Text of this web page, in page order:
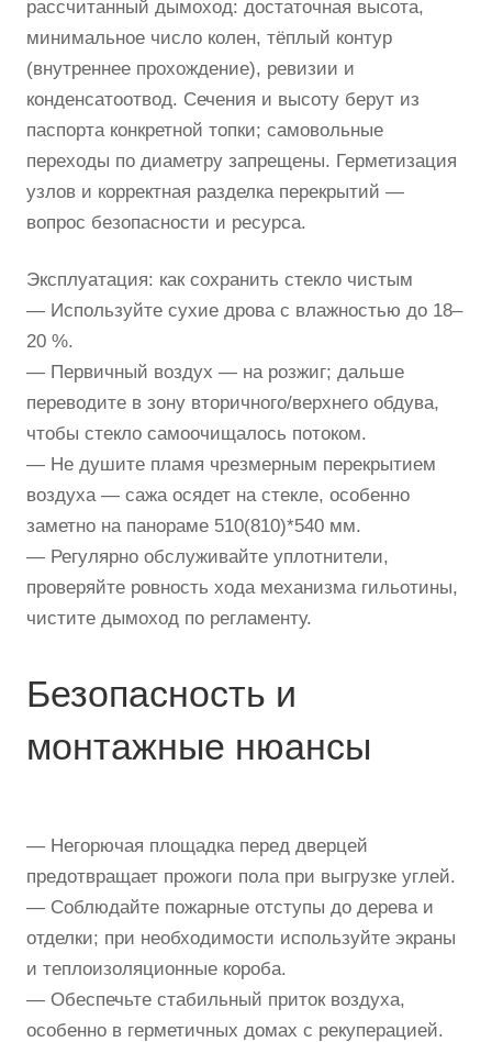
рассчитанный дымоход: достаточная высота,
минимальное число колен, тёплый контур
(внутреннее прохождение), ревизии и
конденсатоотвод. Сечения и высоту берут из
паспорта конкретной топки; самовольные
переходы по диаметру запрещены. Герметизация
узлов и корректная разделка перекрытий —
вопрос безопасности и ресурса.
Эксплуатация: как сохранить стекло чистым
— Используйте сухие дрова с влажностью до 18–
20 %.
— Первичный воздух — на розжиг; дальше
переводите в зону вторичного/верхнего обдува,
чтобы стекло самоочищалось потоком.
— Не душите пламя чрезмерным перекрытием
воздуха — сажа осядет на стекле, особенно
заметно на панораме 510(810)*540 мм.
— Регулярно обслуживайте уплотнители,
проверяйте ровность хода механизма гильотины,
чистите дымоход по регламенту.
Безопасность и
монтажные нюансы
— Негорючая площадка перед дверцей
предотвращает прожоги пола при выгрузке углей.
— Соблюдайте пожарные отступы до дерева и
отделки; при необходимости используйте экраны
и теплоизоляционные короба.
— Обеспечьте стабильный приток воздуха,
особенно в герметичных домах с рекуперацией.